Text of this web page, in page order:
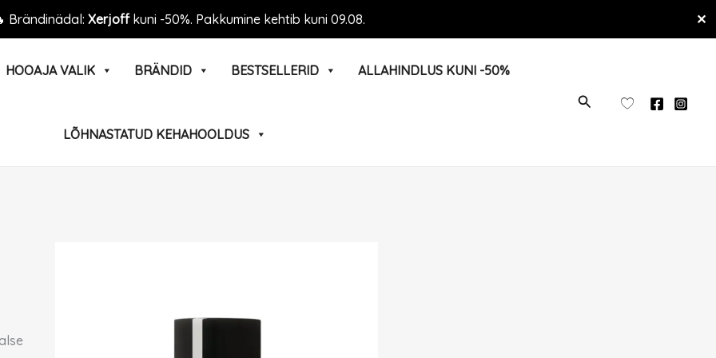
Brändinädal: Xerjoffkuni -50%. Pakkumine kehtib kuni 09.08. ✕
HOOAJA VALIK BRÄNDID BESTSELLERID ALLAHINDLUS KUNI -50%
LÕHNASTATUD KEHAHOOLDUS
OTSI